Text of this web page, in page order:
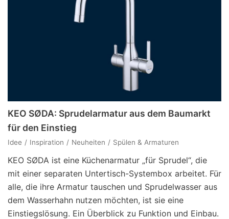
KEO SØDA: Sprudelarmatur aus dem Baumarkt
für den Einstieg
Idee Inspiration Neuheiten Spülen & Armaturen
KEO SØDA ist eine Küchenarmatur „für Sprudel“, die
mit einer separaten Untertisch-Systembox arbeitet. Für
alle, die ihre Armatur tauschen und Sprudelwasser aus
dem Wasserhahn nutzen möchten, ist sie eine
Einstiegslösung. Ein Überblick zu Funktion und Einbau.